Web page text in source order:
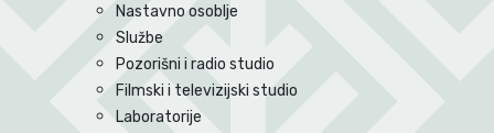
Nastavno osoblje
Službe
Pozorišni i radio studio
Filmski i televizijski studio
Laboratorije